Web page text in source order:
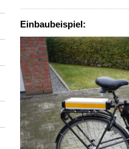
Einbaubeispiel: